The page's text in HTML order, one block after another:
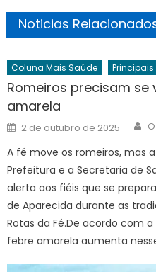
Noticias
Coluna Mais Saúde
Romeiros precisam
amarela
Posted
on
2 de outubro de 2025
A fé move os romeiros, mas
Prefeitura e a Secretaria de
alerta aos fiéis que se
de Aparecida durante as
Rotas da Fé.De acordo com
febre amarela aumenta